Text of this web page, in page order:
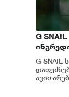
G
G SNAIL